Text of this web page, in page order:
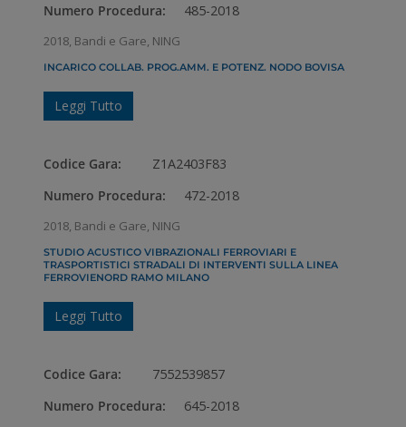
Numero Procedura:
485-2018
2018, Bandi e Gare, NING
INCARICO COLLAB. PROG.AMM. E POTENZ. NODO BOVISA
Leggi Tutto
Codice Gara:
Z1A2403F83
Numero Procedura:
472-2018
2018, Bandi e Gare, NING
STUDIO ACUSTICO VIBRAZIONALI FERROVIARI E
TRASPORTISTICI STRADALI DI INTERVENTI SULLA LINEA
FERROVIENORD RAMO MILANO
Leggi Tutto
Codice Gara:
7552539857
Numero Procedura:
645-2018